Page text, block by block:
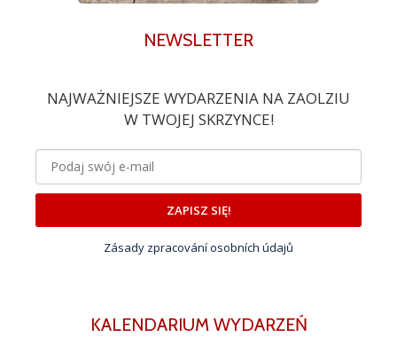
NEWSLETTER
NAJWAŻNIEJSZE WYDARZENIA NA ZAOLZIU
W TWOJEJ SKRZYNCE!
ZAPISZ SIĘ!
Zásady zpracování osobních údajů
KALENDARIUM WYDARZEŃ